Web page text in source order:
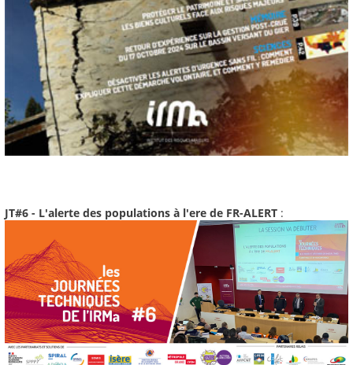
JT#6 - L'alerte des populations à l'ere de FR-ALERT :